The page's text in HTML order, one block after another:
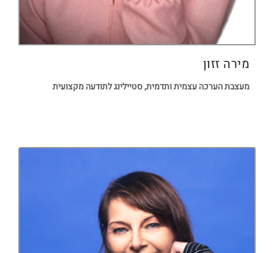
מירה זזון
מעצבת הערכה עצמית ותדמית, סטיילינג לתודעה מקצועית